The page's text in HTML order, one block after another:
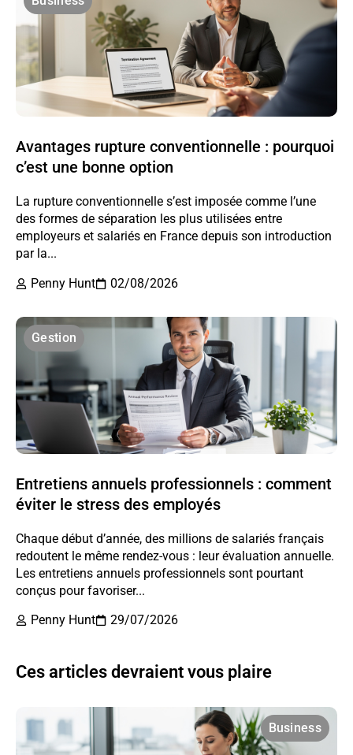
Avantages rupture conventionnelle : pourquoi
c’est une bonne option
La rupture conventionnelle s’est imposée comme l’une
des formes de séparation les plus utilisées entre
employeurs et salariés en France depuis son introduction
par la...
Penny Hunt
02/08/2026
Gestion
Entretiens annuels professionnels : comment
éviter le stress des employés
Chaque début d’année, des millions de salariés français
redoutent le même rendez-vous : leur évaluation annuelle.
Les entretiens annuels professionnels sont pourtant
conçus pour favoriser...
Penny Hunt
29/07/2026
Ces articles devraient vous plaire
Business